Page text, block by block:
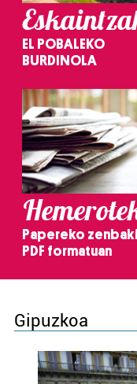
EL POBALEKO
BURDINOLA
Papereko
PDF formatuan
Gipuzkoa